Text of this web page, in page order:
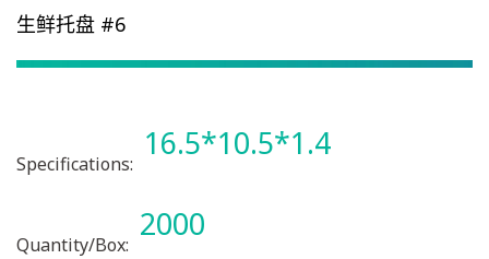
生鲜托盘 #6
Specifications:
16.5*10.5*1.4
Quantity/Box:
2000